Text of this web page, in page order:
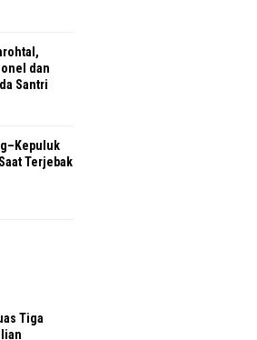
dan
Santri
Terjebak
Tiga